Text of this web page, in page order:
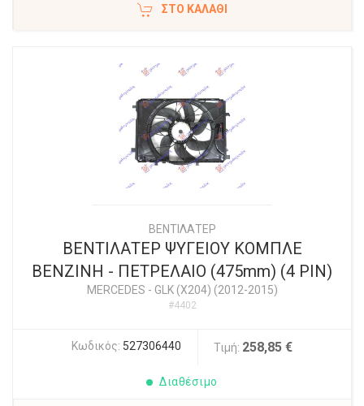
ΣΤΟ ΚΑΛΆΘΙ
ΒΕΝΤΙΛΑΤΕΡ
ΒΕΝΤΙΛΑΤΕΡ ΨΥΓΕΙΟΥ ΚΟΜΠΛΕ
ΒΕΝΖΙΝΗ - ΠΕΤΡΕΛΑΙΟ (475mm) (4 PIN)
MERCEDES - GLK (X204) (2012-2015)
#4402
Κωδικός: 527306440 Τιμή: 258,85 €
Διαθέσιμο